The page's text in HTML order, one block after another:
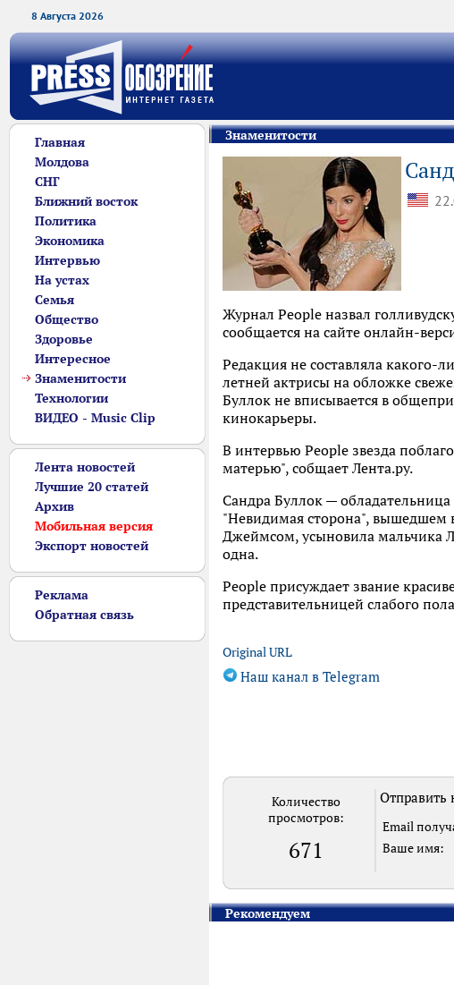
8 Августа 2026
Главная
Молдова
СНГ
Ближний восток
Политика
Экономика
Интервью
На устах
Семья
Общество
Здоровье
Интересное
Знаменитости
Технологии
ВИДЕО - Music Clip
Лента новостей
Лучшие 20 статей
Архив
Мобильная версия
Экспорт новостей
Реклама
Обратная связь
Знаменитости
Журнал People назвал
сообщается на сайте онлайн-
Редакция не составляла какого-
летней актрисы на обложке
Буллок не вписывается в
кинокарьеры.
В интервью People звезда
матерью", собщает Лента.ру.
Сандра Буллок —
"Невидимая сторона", вышедшем
Джеймсом, усыновила мальчика
одна.
People присуждает звание
представительницей слабого
Original URL
Наш канал в Telegram
Количество
просмотров:
671
Отправить
Email
Ваше имя:
Рекомендуем